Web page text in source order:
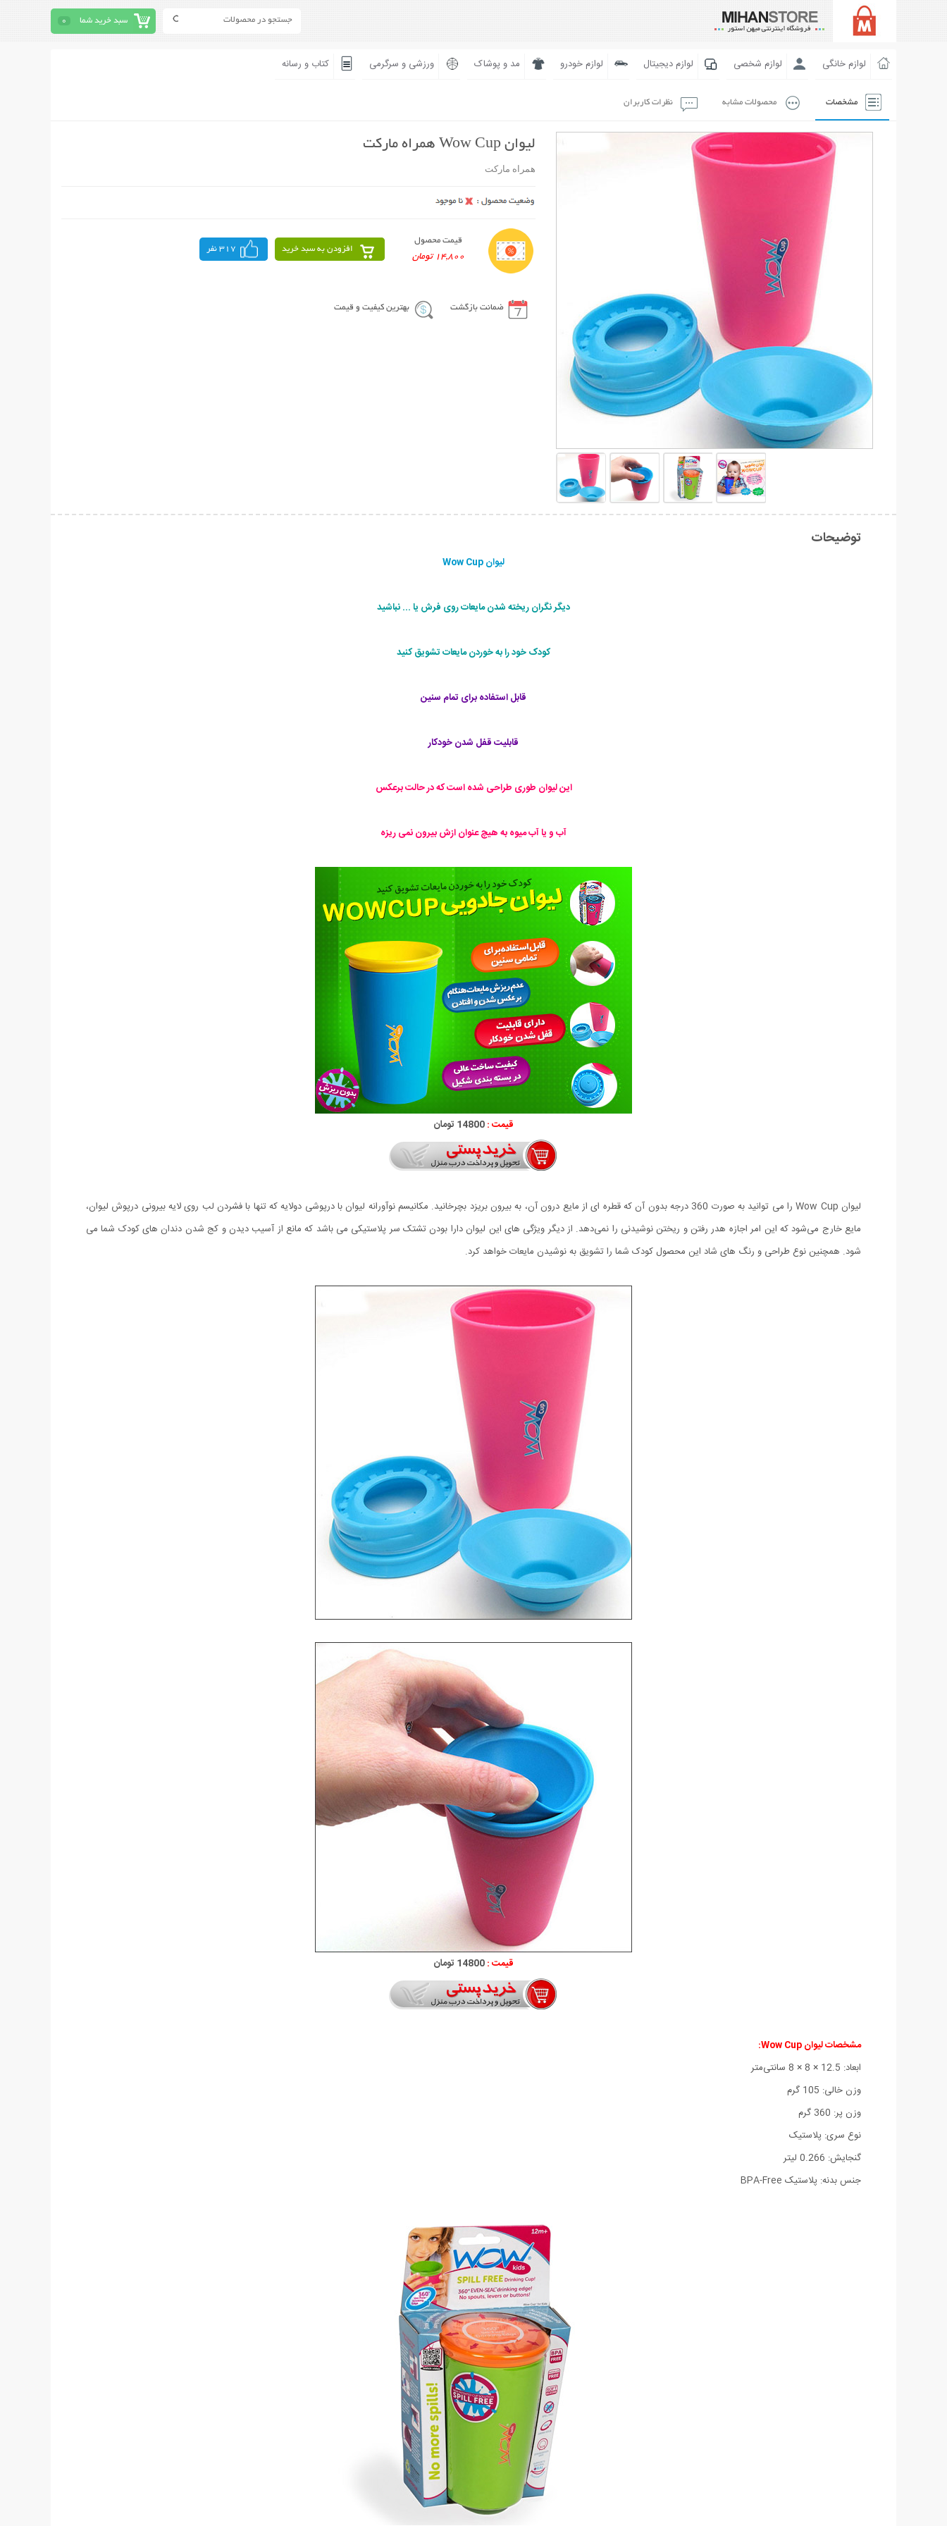
سبد خرید شما 0
لوازم خانگی لوازم شخصی لوازم دیجیتال لوازم خودرو مد و پوشاک ورزشی و سرگرمی کتاب و رسانه
مشخصات محصولات مشابه نظرات کاربران
لیوان Wow Cup همراه مارکت
همراه مارکت
قیمت محصول
14,800 تومان
افزودن به سبد خرید 317 نفر
ضمانت بازگشت بهترین کیفیت و قیمت
توضیحات
لیوان Wow Cup
دیگر نگران ریخته شدن مایعات روی فرش یا ... نباشید
کودک خود را به خوردن مایعات تشویق کنید
قابل استفاده برای تمام سنین
قابلیت قفل شدن خودکار
این لیوان طوری طراحی شده است که در حالت برعکس
آب و یا آب میوه به هیچ عنوان ازش بیرون نمی ریزه
قیمت :14800 تومان
لیوان Wow Cup را می توانید به صورت 360 درجه بدون آن که قطره ای از مایع درون آن، به بیرون بریزد بچرخانید. مکانیسم نوآورانه لیوان با درپوشی دولایه که تنها با فشردن لب روی لایه بیرونی درپوش لیوان،
مایع خارج می‌شود که این امر اجازه هدر رفتن و ریختن نوشیدنی را نمی‌دهد. از دیگر ویژگی های این لیوان دارا بودن تشتک سر پلاستیکی می باشد که مانع از آسیب دیدن و کج شدن دندان های کودک شما می
شود. همچنین نوع طراحی و رنگ های شاد این محصول کودک شما را تشویق به نوشیدن مایعات خواهد کرد.
قیمت :14800 تومان
مشخصات لیوان Wow Cup:
ابعاد: 12.5 × 8 × 8 سانتی‌متر
وزن خالی: 105 گرم
وزن پر: 360 گرم
نوع سری: پلاستیک
گنجایش: 0.266 لیتر
جنس بدنه: پلاستیک BPA-Free